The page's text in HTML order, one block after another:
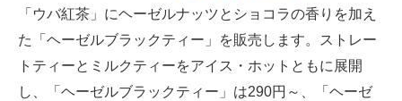
進化するPCとデバイスの未来
好きが集まる 比べて選べる
「ウバ紅茶」にヘーゼルナッツとショコラの香りを加え
た「ヘーゼルブラックティー」を販売します。ストレー
トティーとミルクティーをアイス・ホットともに展開
し、「ヘーゼルブラックティー」は290円～、「ヘーゼ